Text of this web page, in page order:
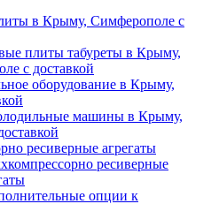
в Крыму, Симферополе с
плиты табуреты в Крыму,
с доставкой
оборудование в Крыму,
машины в Крыму,
ресиверные агрегаты
ресиверные
опции к